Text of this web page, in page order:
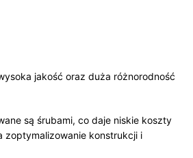
jakość oraz duża różnorodność
są śrubami, co daje niskie koszty
zoptymalizowanie konstrukcji i